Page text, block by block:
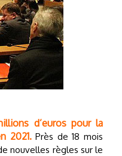
d’euros pour la
2021.Près de 18 mois
nouvelles règles sur le